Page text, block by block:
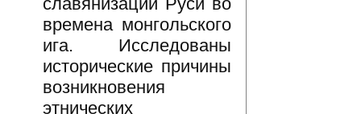
времена монгольского
ига. Исследованы
исторические причины
возникновения
этнических